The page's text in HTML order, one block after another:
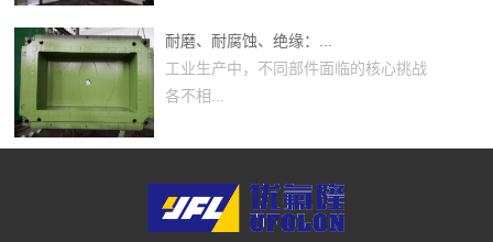
耐磨、耐腐蚀、绝缘：...
工业生产中，不同部件面临的核心挑战
各不相...